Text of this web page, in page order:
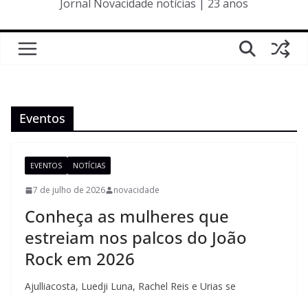
Jornal Novacidade notícias | 23 anos
Eventos
EVENTOS NOTÍCIAS
7 de julho de 2026 novacidade
Conheça as mulheres que
estreiam nos palcos do João
Rock em 2026
Ajulliacosta, Luedji Luna, Rachel Reis e Urias se